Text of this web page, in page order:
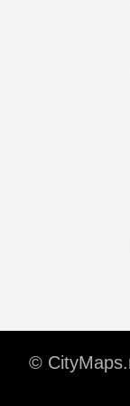
©